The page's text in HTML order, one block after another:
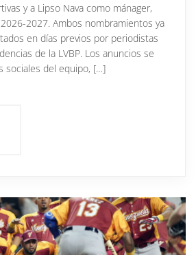
y a Lipso Nava como mánager,
2027. Ambos nombramientos ya
en días previos por periodistas
de la LVBP. Los anuncios se
sociales del equipo, […]